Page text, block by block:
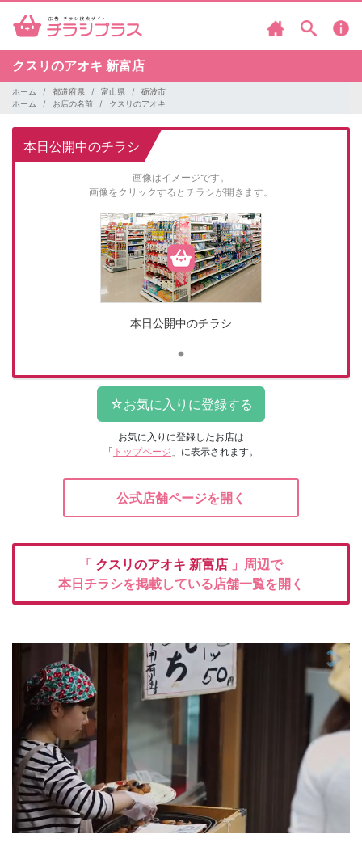
クスリのアオキ 新富店
ホーム 都道府県 富山県
砺波市
ホーム
お店の名前 クスリのアオキ
本日公開中のチラシ
画像はイメージです。
画像をクリックするとチラシが開きます。
本日公開中のチラシ
お気に入りに登録したお店は
「 トップページ 」に表示されます。
公式店舗ページを開く
「 クスリのアオキ 新富店 」周辺で
本日チラシを掲載している店舗一覧を開く